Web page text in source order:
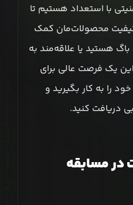
با استعداد هستیم تا
محصولات‌مان کمک
هستید یا علاقه‌مند به
یک فرصت عالی برای
را به کار بگیرید و
دریافت کنید.
در مسابقه